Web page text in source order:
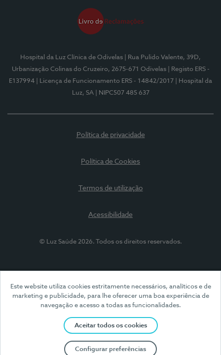
Este website utiliza cookies estritamente necessários, analíticos e de
marketing e publicidade, para lhe oferecer uma boa experiência de
navegação e acesso a todas as funcionalidades.
Aceitar todos os cookies
Configurar preferências
Hospital da Luz Clínica de Odivelas
| Rua Pulido Valente, 39D,
Urbanização Colinas do Cruzeiro, 2675-671 Odivelas
| Registo ERS -
E137994
| Licença de Funcionamento ERS - 14842/2017
| Hospital da
Luz, SA
| NIPC507 485 637
Política de privacidade
Política de Cookies
Termos de utilização
Acessibilidade
© Luz Saúde 2026. Todos os direitos reservados.